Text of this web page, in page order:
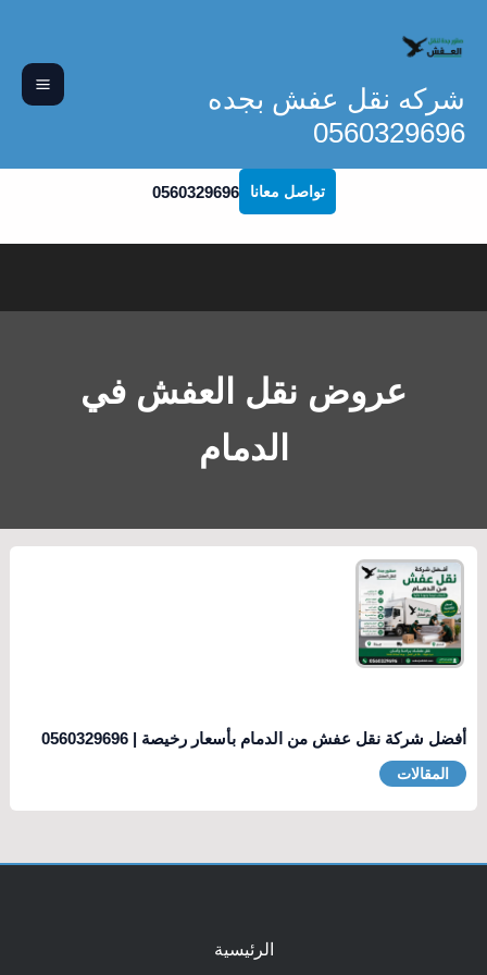
شركه نقل عفش بجده
0560329696
تواصل معانا 0560329696
عروض نقل العفش في
الدمام
أفضل شركة نقل عفش من الدمام بأسعار رخيصة | 0560329696
المقالات
الرئيسية